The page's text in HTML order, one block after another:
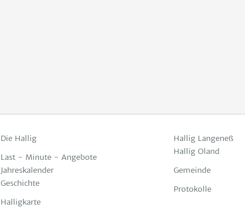
Die Hallig
Last - Minute - Angebote
Jahreskalender
Geschichte
Halligkarte
Hallig Langeneß
Hallig Oland
Gemeinde
Protokolle